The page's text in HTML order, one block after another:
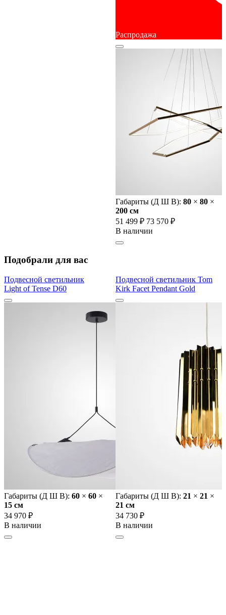
Распродажа
Габариты (Д Ш В): 80 × 80 ×
200 cм
51 499 ₽ 73 570 ₽
В наличии
Подобрали для вас
Подвесной светильник
Light of Tense D60
Габариты (Д Ш В): 60 × 60 ×
15 cм
34 970 ₽
В наличии
Подвесной светильник Tom
Kirk Facet Pendant Gold
Габариты (Д Ш В): 21 × 21 ×
21 cм
34 730 ₽
В наличии